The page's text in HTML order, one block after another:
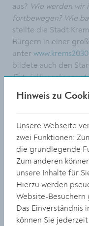
aus? Wie werden wir
fortbewegen? Wie
stellte die Stadt
Bürgern in einer
unter
bildete auch den
Entwicklungskonzept
arbeitet. Darin
Bauen, Wohnen,
Bei der
ÖEK präsentiert
Besucherinnen und
sind eingeladen, ihr
Weber und Arthur
zwei
räumliche
hinaus werfen.
Hinweis zu
Unsere Webseite
zwei Funktionen:
die grundlegende
Zum anderen
unsere Inhalte für
Hierzu werden
Website-Besuchern
Das Einverständnis
können Sie